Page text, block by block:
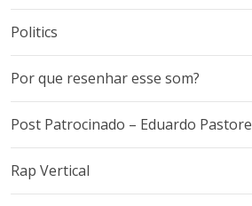
Politics
Por que resenhar esse som?
Post Patrocinado – Eduardo Pastore
Rap Vertical